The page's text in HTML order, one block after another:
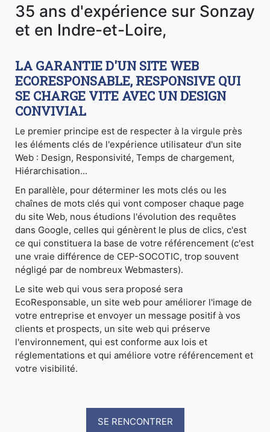
35 ans d'expérience sur Sonzay
et en Indre-et-Loire,
LA GARANTIE D'UN SITE WEB
ECORESPONSABLE, RESPONSIVE QUI
SE CHARGE VITE AVEC UN DESIGN
CONVIVIAL
Le premier principe est de respecter à la virgule près
les éléments clés de l'expérience utilisateur d'un site
Web : Design, Responsivité, Temps de chargement,
Hiérarchisation...
En parallèle, pour déterminer les mots clés ou les
chaînes de mots clés qui vont composer chaque page
du site Web, nous étudions l'évolution des requêtes
dans Google, celles qui génèrent le plus de clics, c'est
ce qui constituera la base de votre référencement (c'est
une vraie différence de CEP-SOCOTIC, trop souvent
négligé par de nombreux Webmasters).
Le site web qui vous sera proposé sera
EcoResponsable, un site web pour améliorer l'image de
votre entreprise et envoyer un message positif à vos
clients et prospects, un site web qui préserve
l'environnement, qui est conforme aux lois et
réglementations et qui améliore votre référencement et
votre visibilité.
SE RENCONTRER